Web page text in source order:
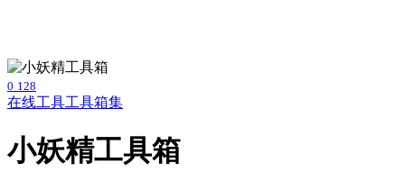
0 128
在线工具工具箱集
小妖精工具箱